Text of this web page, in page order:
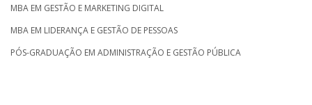
MBA EM GESTÃO E MARKETING DIGITAL
MBA EM LIDERANÇA E GESTÃO DE PESSOAS
PÓS-GRADUAÇÃO EM ADMINISTRAÇÃO E GESTÃO PÚBLICA